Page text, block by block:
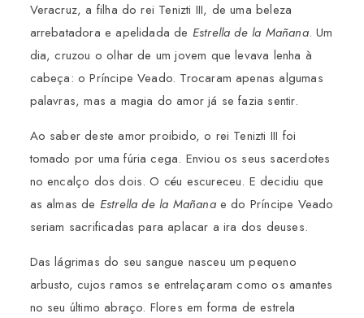
Veracruz, a filha do rei Tenizti III, de uma beleza
arrebatadora e apelidada de Estrella de la Mañana. Um
dia, cruzou o olhar de um jovem que levava lenha à
cabeça: o Príncipe Veado. Trocaram apenas algumas
palavras, mas a magia do amor já se fazia sentir.
Ao saber deste amor proibido, o rei Tenizti III foi
tomado por uma fúria cega. Enviou os seus sacerdotes
no encalço dos dois. O céu escureceu. E decidiu que
as almas de Estrella de la Mañanae do Príncipe Veado
seriam sacrificadas para aplacar a ira dos deuses.
Das lágrimas do seu sangue nasceu um pequeno
arbusto, cujos ramos se entrelaçaram como os amantes
no seu último abraço. Flores em forma de estrela